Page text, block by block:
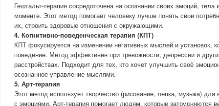
Гештальт-терапия сосредоточена на осознании своих эмоций,
моменте. Этот метод помогает человеку лучше понять свои
их, строить здоровые отношения с окружающими.
4. Когнитивно-поведенческая терапия (КПТ)
КПТ фокусируется на изменении негативных мыслей и установок,
поведение. Метод эффективен при тревожности, депрессии и
расстройствах. Подходит для тех, кто хочет улучшить своё
осознанное управление мыслями.
5. Арт-терапия
Этот метод использует творчество (рисование, лепка, музыка)
с эмоциями. Арт-терапия помогает людям, которые затрудняются